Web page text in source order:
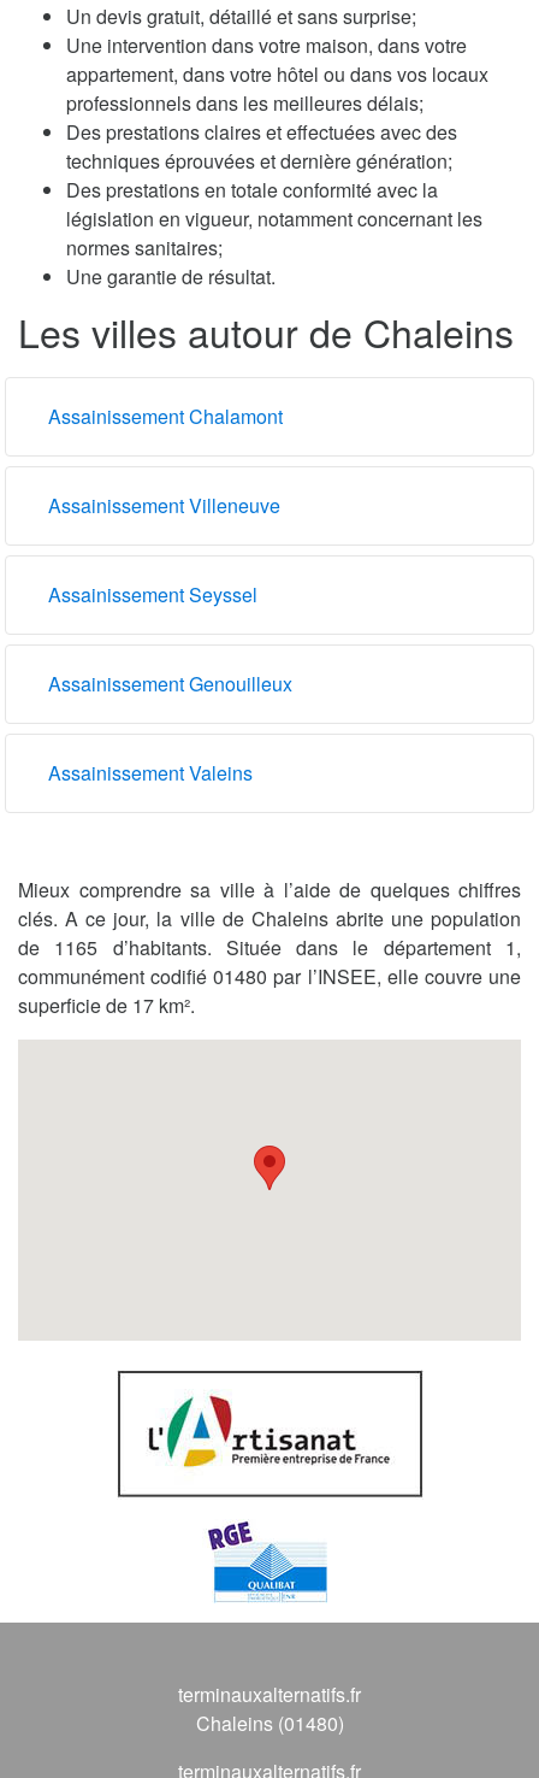
Un devis gratuit, détaillé et sans surprise;
Une intervention dans votre maison, dans votre
appartement, dans votre hôtel ou dans vos locaux
professionnels dans les meilleures délais;
Des prestations claires et effectuées avec des
techniques éprouvées et dernière génération;
Des prestations en totale conformité avec la
législation en vigueur, notamment concernant les
normes sanitaires;
Une garantie de résultat.
Les villes autour de Chaleins
Assainissement Chalamont
Assainissement Villeneuve
Assainissement Seyssel
Assainissement Genouilleux
Assainissement Valeins
Mieux comprendre sa ville à l’aide de quelques chiffres
clés. A ce jour, la ville de Chaleins abrite une population
de 1165 d’habitants. Située dans le département 1,
communément codifié 01480 par l’INSEE, elle couvre une
superficie de 17 km².
terminauxalternatifs.fr
Chaleins (01480)
terminauxalternatifs.fr